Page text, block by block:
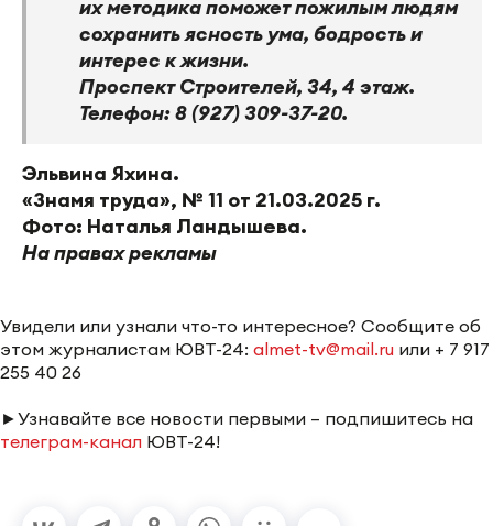
их методика поможет пожилым людям
сохранить ясность ума, бодрость и
интерес к жизни.
Проспект Строителей, 34, 4 этаж.
Телефон: 8 (927) 309-37-20.
Эльвина Яхина.
«Знамя труда», № 11 от 21.03.2025 г.
Фото: Наталья Ландышева.
На правах рекламы
Увидели или узнали что-то интересное? Сообщите об
этом журналистам ЮВТ-24: almet-tv@mail.ru или + 7 917
255 40 26
►Узнавайте все новости первыми – подпишитесь на
телеграм-канал ЮВТ-24!